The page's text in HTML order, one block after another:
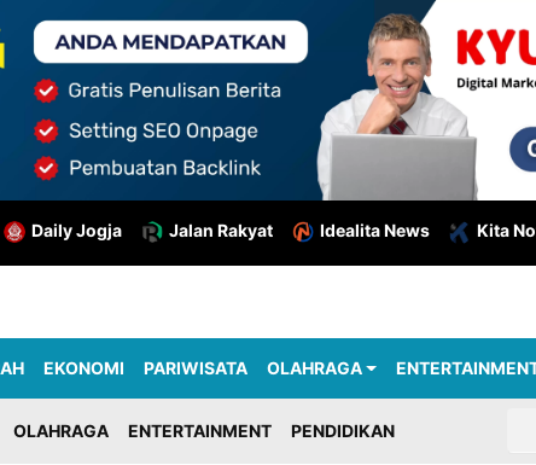
Daily Jogja Jalan Rakyat Idealita News Kita
EKONOMI PARIWISATA OLAHRAGA
OLAHRAGA ENTERTAINMENT PENDIDIKAN